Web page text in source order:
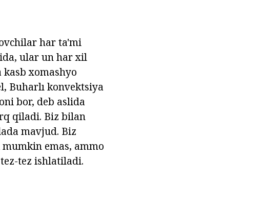
har ta'mi
ular un har xil
xomashyo
Buharlı konvektsiya
bor, deb aslida
qiladi. Biz bilan
mavjud. Biz
emas, ammo
tez ishlatiladi.